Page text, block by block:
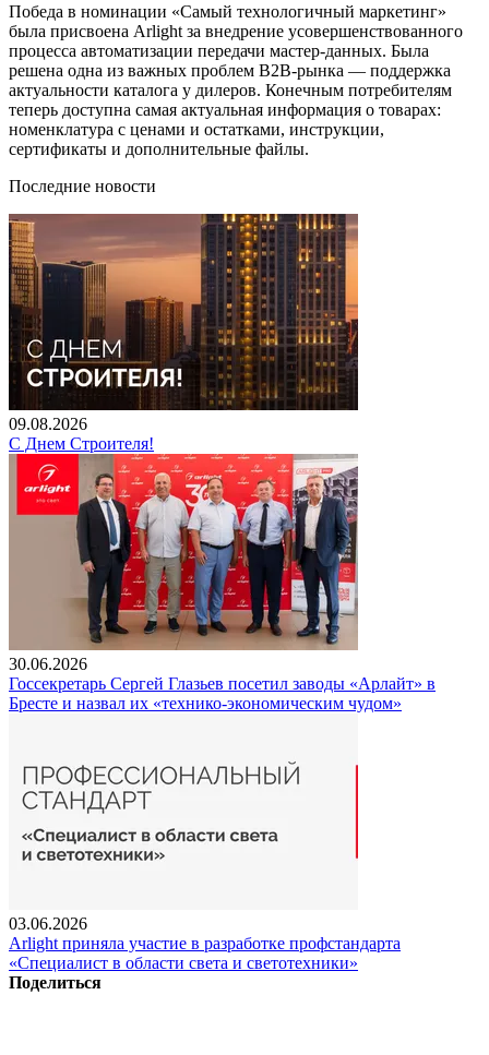
Победа в номинации «Самый технологичный маркетинг»
была присвоена Arlight за внедрение усовершенствованного
процесса автоматизации передачи мастер-данных. Была
решена одна из важных проблем B2B-рынка — поддержка
актуальности каталога у дилеров. Конечным потребителям
теперь доступна самая актуальная информация о товарах:
номенклатура с ценами и остатками, инструкции,
сертификаты и дополнительные файлы.
Последние новости
09.08.2026
С Днем Строителя!
30.06.2026
Госсекретарь Сергей Глазьев посетил заводы «Арлайт» в
Бресте и назвал их «технико-экономическим чудом»
03.06.2026
Arlight приняла участие в разработке профстандарта
«Специалист в области света и светотехники»
Поделиться